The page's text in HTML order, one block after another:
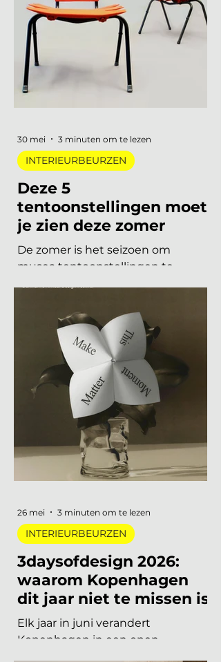
van een paar jaar geleden zijn
verdwenen. Wat overblijft is koeler,
eerlijker en doordachter: koel
metaal, lage zit, diep bordeaux en
een duidelijke voorkeur voor
materiaal met een verhaal. Dit zijn
de zes trends die de toon zetten
Deze 5
tentoonstellingen moet
je zien deze zomer
herontdekken. Niet als
verplichting, maar als keuze. Want
dit jaar is het aanbod ronduit sterk:
van een lang uitgesteld eerbetoon
aan een Nederlandse
designlegende tot een
tentoonstelling waar je letterlijk
moet bewegen om het werk te
begrijpen. Van digitale pioniers in
een Depot-zaal tot marmer dat
architectuur omvormt tot
tentoonstellingen, verspreid over
Nederland, die de moeite waard
zijn om speci
INTERIEURBEURZEN
30 mei 3 minuten om te lezen
3daysofdesign 2026:
waarom Kopenhagen
dit jaar niet te missen is
INTERIEURBEURZEN
26 mei 3 minuten om te lezen